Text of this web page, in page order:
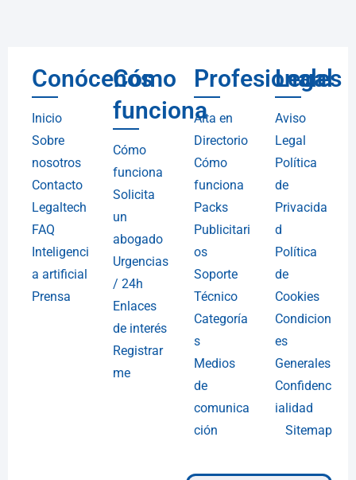
Conócenos
Inicio
Sobre
nosotros
Contacto
Legaltech
FAQ
Inteligenci
a artificial
Prensa
Cómo
funciona
Cómo
funciona
Solicita
un
abogado
Urgencias
/ 24h
Enlaces
de interés
Registrar
me
Profesionales
Alta en
Directorio
Cómo
funciona
Packs
Publicitari
os
Soporte
Técnico
Categoría
s
Medios
de
comunica
ción
Legal
Aviso
Legal
Política
de
Privacida
d
Política
de
Cookies
Condicion
es
Generales
Confidenc
ialidad
Sitemap